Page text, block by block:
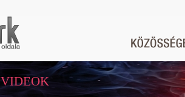
VIDEOK